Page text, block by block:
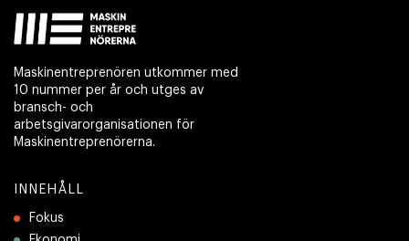
Maskinentreprenören utkommer med
10 nummer per år och utges av
bransch- och
arbetsgivarorganisationen för
Maskinentreprenörerna.
INNEHÅLL
Fokus